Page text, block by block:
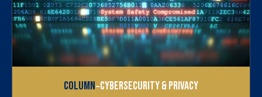
Column-Cybersecurity & Privacy